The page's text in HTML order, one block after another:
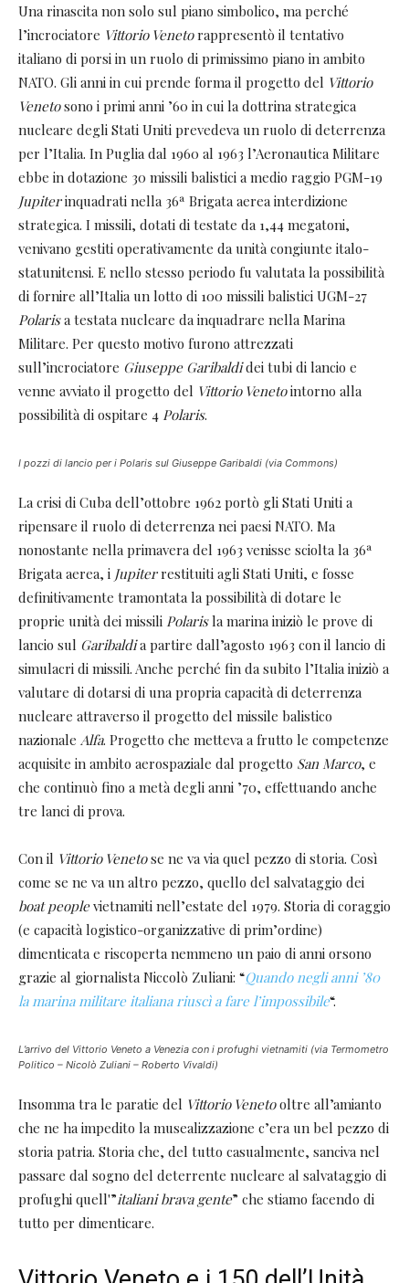
Una rinascita non solo sul piano simbolico, ma perché
l’incrociatore Vittorio Venetorappresentò il tentativo
italiano di porsi in un ruolo di primissimo piano in ambito
NATO. Gli anni in cui prende forma il progetto del Vittorio
Venetosono i primi anni ’60 in cui la dottrina strategica
nucleare degli Stati Uniti prevedeva un ruolo di deterrenza
per l’Italia. In Puglia dal 1960 al 1963 l’Aeronautica Militare
ebbe in dotazione 30 missili balistici a medio raggio PGM-19
Jupiterinquadrati nella 36ª Brigata aerea interdizione
strategica. I missili, dotati di testate da 1,44 megatoni,
venivano gestiti operativamente da unità congiunte italo-
statunitensi. E nello stesso periodo fu valutata la possibilità
di fornire all’Italia un lotto di 100 missili balistici UGM-27
Polarisa testata nucleare da inquadrare nella Marina
Militare. Per questo motivo furono attrezzati
sull’incrociatore Giuseppe Garibaldidei tubi di lancio e
venne avviato il progetto del Vittorio Venetointorno alla
possibilità di ospitare 4 Polaris.
I pozzi di lancio per i Polaris sul Giuseppe Garibaldi (via Commons)
La crisi di Cuba dell’ottobre 1962 portò gli Stati Uniti a
ripensare il ruolo di deterrenza nei paesi NATO. Ma
nonostante nella primavera del 1963 venisse sciolta la 36ª
Brigata aerea, i Jupiterrestituiti agli Stati Uniti, e fosse
definitivamente tramontata la possibilità di dotare le
proprie unità dei missili Polarisla marina iniziò le prove di
lancio sul Garibaldia partire dall’agosto 1963 con il lancio di
simulacri di missili. Anche perché fin da subito l’Italia iniziò a
valutare di dotarsi di una propria capacità di deterrenza
nucleare attraverso il progetto del missile balistico
nazionale Alfa. Progetto che metteva a frutto le competenze
acquisite in ambito aerospaziale dal progetto San Marco, e
che continuò fino a metà degli anni ’70, effettuando anche
tre lanci di prova.
Con il Vittorio Venetose ne va via quel pezzo di storia. Così
come se ne va un altro pezzo, quello del salvataggio dei
boat peoplevietnamiti nell’estate del 1979. Storia di coraggio
(e capacità logistico-organizzative di prim’ordine)
dimenticata e riscoperta nemmeno un paio di anni orsono
grazie al giornalista Niccolò Zuliani: “Quando negli anni ’80
la marina militare italiana riuscì a fare l’impossibile“.
L’arrivo del Vittorio Veneto a Venezia con i profughi vietnamiti (via Termometro
Politico – Nicolò Zuliani – Roberto Vivaldi)
Insomma tra le paratie del Vittorio Venetooltre all’amianto
che ne ha impedito la musealizzazione c’era un bel pezzo di
storia patria. Storia che, del tutto casualmente, sanciva nel
passare dal sogno del deterrente nucleare al salvataggio di
profughi quell'”italiani brava gente” che stiamo facendo di
tutto per dimenticare.